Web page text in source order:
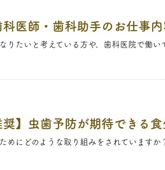
医師・歯科助手のお仕事内
りたいと考えている方や、歯科医院で働い
奨】虫歯予防が期待できる
めにどのような取り組みをされていますか